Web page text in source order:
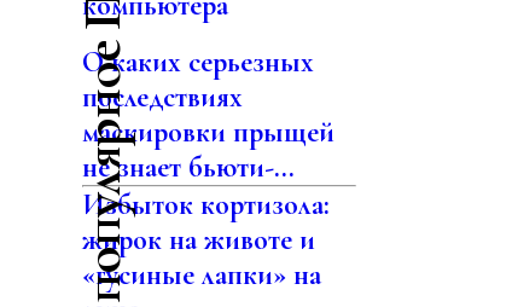
О каких серьезных
последствиях
маскировки прыщей
не знает бьюти-...
Избыток кортизола:
жирок на животе и
«гусиные лапки» на